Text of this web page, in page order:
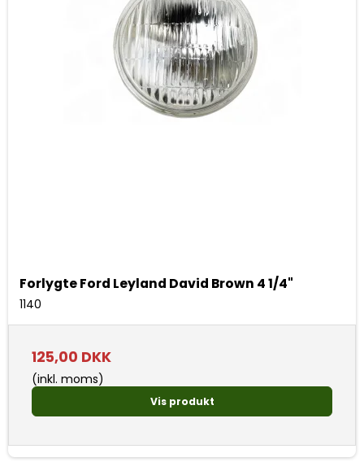
Forlygte Ford Leyland David Brown 4 1/4"
1140
125,00 DKK
(inkl. moms)
Vis produkt